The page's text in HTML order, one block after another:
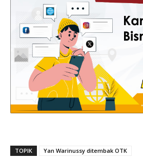
TOPIK Yan Warinussy ditembak OTK